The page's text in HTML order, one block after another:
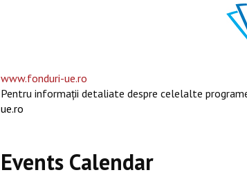
www.fonduri-ue.ro
Pentru informaţii detaliate despre celelalte
ue.ro
Events Calendar